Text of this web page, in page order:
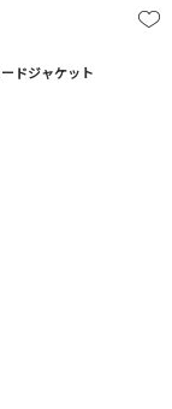
ドジャケット